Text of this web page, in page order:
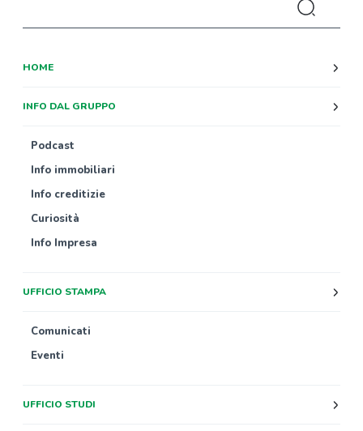
HOME
INFO DAL GRUPPO
Podcast
Info immobiliari
Info creditizie
Curiosità
Info Impresa
UFFICIO STAMPA
Comunicati
Eventi
UFFICIO STUDI